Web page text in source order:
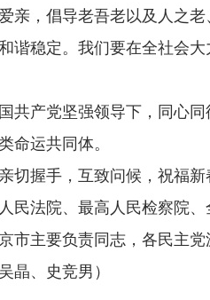
，倡导老吾老以及人之老
谐稳定。我们要在全社会
产党坚强领导下，同心同
命运共同体。
握手，互致问候，祝福新
法院、最高人民检察院、
主要负责同志，各民主党
晶、史竞男）